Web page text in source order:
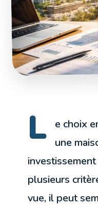
L
e choix
une
plusieurs
vue, il peut